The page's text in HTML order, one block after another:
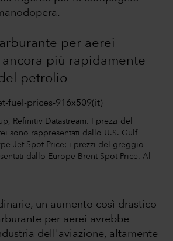
per aerei
più rapidamente
petrolio
Refinitiv Datastream. I prezzi del
sono rappresentati dallo U.S. Gulf
Jet Spot Price; i prezzi del greggio
dallo Europe Brent Spot Price. Al
un aumento così drastico
per aerei avrebbe
dell'aviazione, altamente